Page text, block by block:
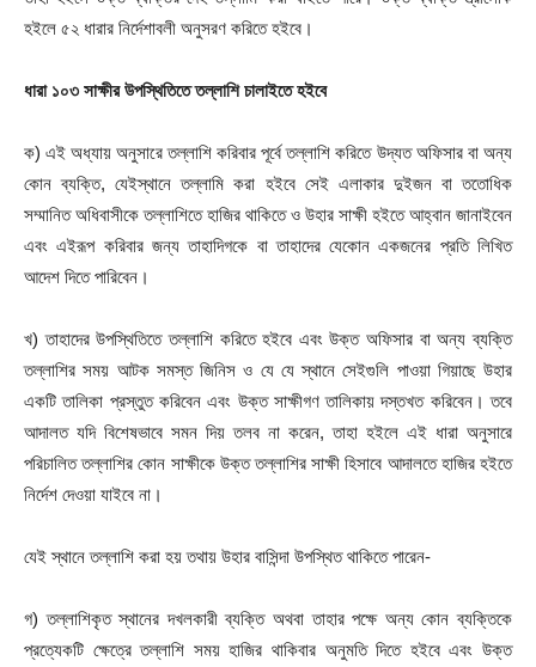
হইলে ৫২ ধারার নির্দেশাবলী অনুসরণ করিতে হইবে।
ধারা ১০৩ সাক্ষীর উপস্থিতিতে তল্লাশি চালাইতে হইবে
ক) এই অধ্যায় অনুসারে তল্লাশি করিবার পূর্বে তল্লাশি করিতে উদ্যত অফিসার বা অন্য
কোন ব্যক্তি, যেইস্থানে তল্লামি করা হইবে সেই এলাকার দুইজন বা ততোধিক
সম্মানিত অধিবাসীকে তল্লাশিতে হাজির থাকিতে ও উহার সাক্ষী হইতে আহ্বান জানাইবেন
এবং এইরূপ করিবার জন্য তাহাদিগকে বা তাহাদের যেকোন একজনের প্রতি লিখিত
আদেশ দিতে পারিবেন।
খ) তাহাদের উপস্থিতিতে তল্লাশি করিতে হইবে এবং উক্ত অফিসার বা অন্য ব্যক্তি
তল্লাশির সময় আটক সমস্ত জিনিস ও যে যে স্থানে সেইগুলি পাওয়া গিয়াছে উহার
একটি তালিকা প্রস্তুত করিবেন এবং উক্ত সাক্ষীগণ তালিকায় দস্তখত করিবেন। তবে
আদালত যদি বিশেষভাবে সমন দিয় তলব না করেন, তাহা হইলে এই ধারা অনুসারে
পরিচালিত তল্লাশির কোন সাক্ষীকে উক্ত তল্লাশির সাক্ষী হিসাবে আদালতে হাজির হইতে
নির্দেশ দেওয়া যাইবে না।
যেই স্থানে তল্লাশি করা হয় তথায় উহার বাসিন্দা উপস্থিত থাকিতে পারেন-
গ) তল্লাশিকৃত স্থানের দখলকারী ব্যক্তি অথবা তাহার পক্ষে অন্য কোন ব্যক্তিকে
প্রত্যেকটি ক্ষেত্রে তল্লাশি সময় হাজির থাকিবার অনুমতি দিতে হইবে এবং উক্ত